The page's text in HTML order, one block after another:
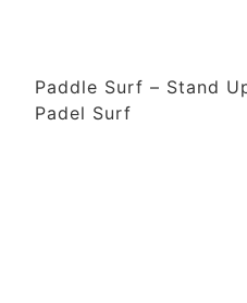
Paddle Surf – Stand
Padel Surf